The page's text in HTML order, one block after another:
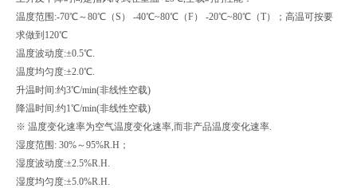
温度范围:-70℃～80℃（S） -40℃~80℃（F） -20℃~80℃（T）；高温可按要
求做到120℃
温度波动度:±0.5℃.
温度均匀度:±2.0℃.
升温时间:约3℃/min(非线性空载)
降温时间:约1℃/min(非线性空载)
※ 温度变化速率为空气温度变化速率,而非产品温度变化速率.
湿度范围: 30%～95%R.H；
湿度波动度:±2.5%R.H.
湿度均匀度:±5.0%R.H.